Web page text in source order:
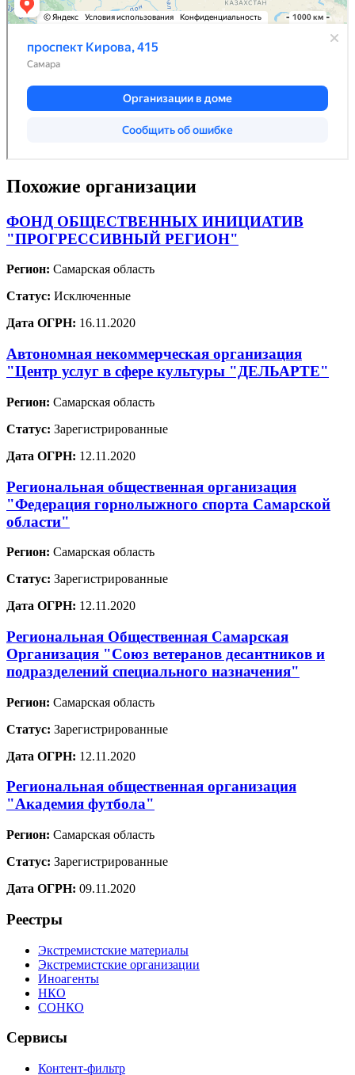
Похожие организации
ФОНД ОБЩЕСТВЕННЫХ ИНИЦИАТИВ
"ПРОГРЕССИВНЫЙ РЕГИОН"
Регион: Самарская область
Статус: Исключенные
Дата ОГРН: 16.11.2020
Автономная некоммерческая организация
"Центр услуг в сфере культуры "ДЕЛЬАРТЕ"
Регион: Самарская область
Статус: Зарегистрированные
Дата ОГРН: 12.11.2020
Региональная общественная организация
"Федерация горнолыжного спорта Самарской
области"
Регион: Самарская область
Статус: Зарегистрированные
Дата ОГРН: 12.11.2020
Региональная Общественная Самарская
Организация "Союз ветеранов десантников и
подразделений специального назначения"
Регион: Самарская область
Статус: Зарегистрированные
Дата ОГРН: 12.11.2020
Региональная общественная организация
"Академия футбола"
Регион: Самарская область
Статус: Зарегистрированные
Дата ОГРН: 09.11.2020
Реестры
Экстремистские материалы
Экстремистские организации
Иноагенты
НКО
СОНКО
Сервисы
Контент-фильтр